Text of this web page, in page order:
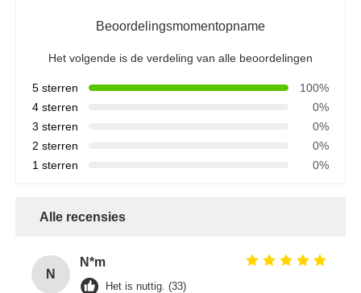
Beoordelingsmomentopname
Het volgende is de verdeling van alle beoordelingen
5 sterren
100%
4 sterren
0%
3 sterren
0%
2 sterren
0%
1 sterren
0%
Alle recensies
N
N*m
Het is nuttig. (33)